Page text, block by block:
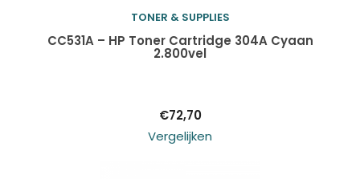
Toevoegen aan
TONER & SUPPLIES
CC531A – HP Toner Cartridge 304A Cyaan
2.800vel
€72,70
Vergelijken